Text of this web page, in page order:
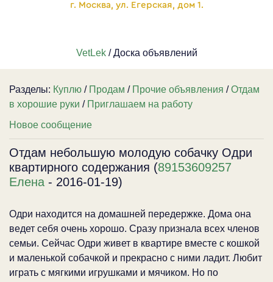
г. Москва, ул. Егерская, дом 1.
VetLek/ Доска объявлений
Разделы: Куплю / Продам / Прочие объявления /Отдам
в хорошие руки / Приглашаем на работу
Новое сообщение
Отдам небольшую молодую собачку Одри
квартирного содержания (89153609257
Елена - 2016-01-19)
Одри находится на домашней передержке. Дома она
ведет себя очень хорошо. Сразу признала всех членов
семьи. Сейчас Одри живет в квартире вместе с кошкой
и маленькой собачкой и прекрасно с ними ладит. Любит
играть с мягкими игрушками и мячиком. Но по